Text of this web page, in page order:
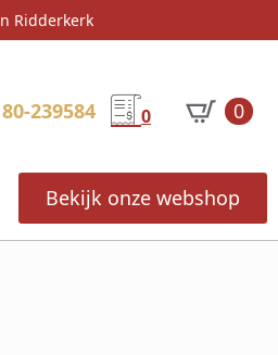
Ridderkerk
239584 0 0
Bekijk onze webshop